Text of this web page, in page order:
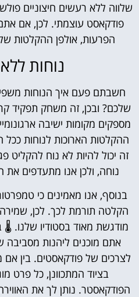
שלווה ללא רעשים חיצוניים
פודקאסט עוצמתי. לכן, אם
הפרעות, אולפן ההקלטות
נוחות
חשבתם פעם איך הנוחות
שלכם? ובכן, זה משחק תפקיד
מספקים מקומות ישיבה
ההקלטות הארוכות לנוחות
זה יכול להיות לא נוח
נוחה, ולכן אנו מתעדפים
בנוסף, אנו מאמינים כי
הקלטה תורמת לכך. לכן,
מודגשת מאוד בסטודיו שלנו.
אתם מוכנים ליהנות מסביבה
לצרכים של פודקאסטים. בין
בציוד המתכוונן, כל פרט
הפודקאסטר. נותן לך את